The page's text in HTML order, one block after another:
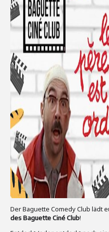
Der Baguette Comedy Club lädt
des Baguette Ciné Club!